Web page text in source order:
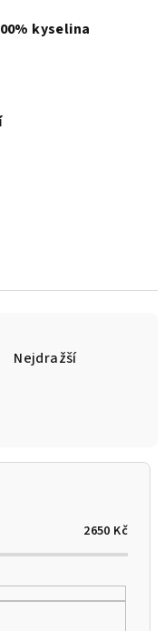
kyselina
Nejdražší
2650 Kč